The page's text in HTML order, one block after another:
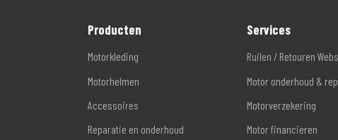
Producten
Motorkleding
Motorhelmen
Accessoires
Reparatie en onderhoud
Services
Ruilen / Retouren
Motor onderhoud &
Motorverzekering
Motor financieren